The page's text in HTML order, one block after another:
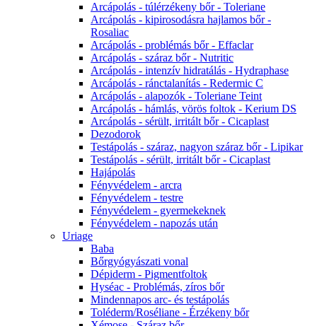
Arcápolás - túlérzékeny bőr - Toleriane
Arcápolás - kipirosodásra hajlamos bőr -
Rosaliac
Arcápolás - problémás bőr - Effaclar
Arcápolás - száraz bőr - Nutritic
Arcápolás - intenzív hidratálás - Hydraphase
Arcápolás - ránctalanítás - Redermic C
Arcápolás - alapozók - Toleriane Teint
Arcápolás - hámlás, vörös foltok - Kerium DS
Arcápolás - sérült, irritált bőr - Cicaplast
Dezodorok
Testápolás - száraz, nagyon száraz bőr - Lipikar
Testápolás - sérült, irritált bőr - Cicaplast
Hajápolás
Fényvédelem - arcra
Fényvédelem - testre
Fényvédelem - gyermekeknek
Fényvédelem - napozás után
Uriage
Baba
Bőrgyógyászati vonal
Dépiderm - Pigmentfoltok
Hyséac - Problémás, zíros bőr
Mindennapos arc- és testápolás
Toléderm/Roséliane - Érzékeny bőr